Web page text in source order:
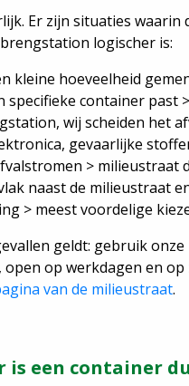
Er zijn situaties waarin
logischer is:
kleine hoeveelheid
specifieke container past >
wij scheiden het
gevaarlijke
> milieustraat
naast de milieustraat
> meest voordelige
geldt: gebruik
op werkdagen en op
van de milieustraat.
is een container